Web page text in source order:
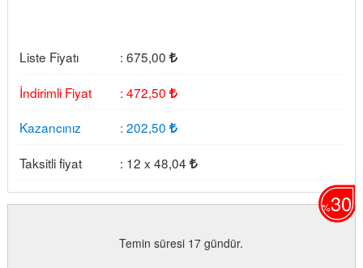
Liste Fiyatı : 675,00
İndirimli Fiyat
: 472,50
Kazancınız
: 202,50
Taksitli fiyat
: 12 x 48,04
%30
Temin süresi 17 gündür.